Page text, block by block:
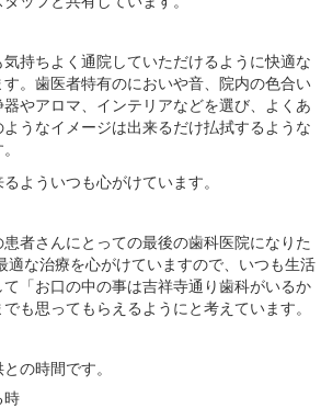
持ちよく通院していただけるように快適な
。歯医者特有のにおいや音、院内の色合い
やアロマ、インテリアなどを選び、よくあ
うなイメージは出来るだけ払拭するような
よういつも心がけています。
者さんにとっての最後の歯科医院になりた
適な治療を心がけていますので、いつも生活
「お口の中の事は吉祥寺通り歯科がいるか
も思ってもらえるようにと考えています。
の時間です。
時